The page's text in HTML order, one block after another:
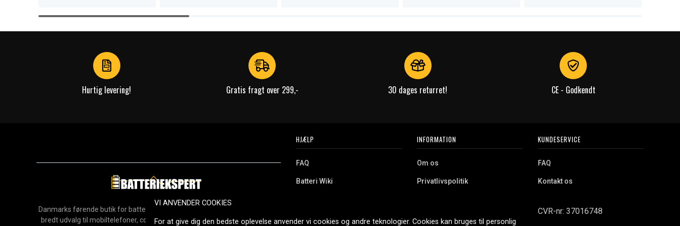
Item
Hurtig levering! Gratis fragt over 299,- 30 dages returret! CE - Godkendt
Danmarks førende butik for batterier, opladere og reservedele. Vi tilbyder et
bredt udvalg til mobiltelefoner, computere, værktøj, husholdning og meget
HJÆLP
FAQ
Batteri Wiki
Erhvervskunde
INFORMATION
Om os
Privatlivspolitik
Cookies
KUNDESERVICE
FAQ
Kontakt os
CVR-nr: 37016748
VI ANVENDER COOKIES
For at give dig den bedste oplevelse anvender vi cookies og andre teknologier. Cookies kan bruges til personlig